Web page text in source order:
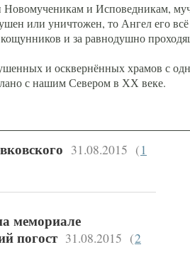
и Исповедникам,
или уничтожен, то Ангел его
и за равнодушно
и осквернённых храмов с
с нашим Севером в ХХ веке.
31.08.2015 (1
мемориале
погост 31.08.2015 (2